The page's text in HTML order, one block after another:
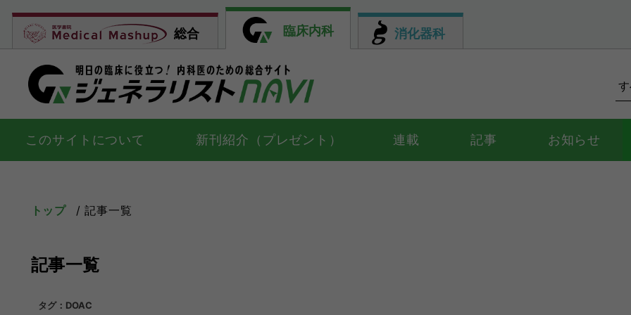
総合 臨床内科 消化器科
このサイトについて 新刊紹介（プレゼント） 連載 記事 お知らせ
トップ 記事一覧
記事一覧
タグ：DOAC